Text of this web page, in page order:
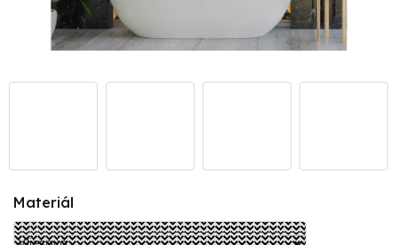
Materiál